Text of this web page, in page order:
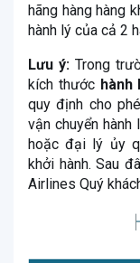
hãng hàng hàng
hành lý của cả 2
Lưu ý: Trong
kích thước hành
quy định cho
vận chuyển
hoặc đại lý ủy
khởi hành. Sau
Airlines Quý